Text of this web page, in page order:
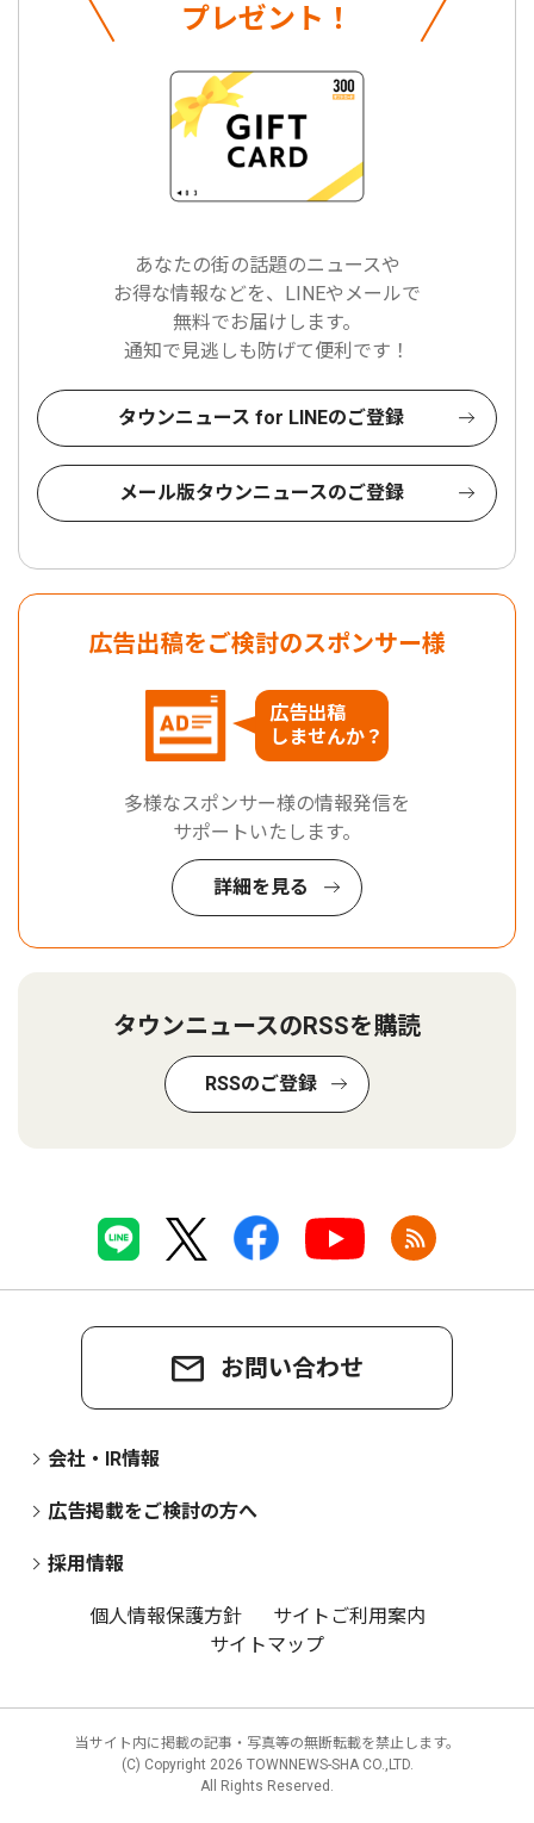
プレゼント！
あなたの街の話題のニュースや
お得な情報などを、LINEやメールで
無料でお届けします。
通知で見逃しも防げて便利です！
タウンニュース for LINEのご登録
メール版タウンニュースのご登録
広告出稿をご検討のスポンサー様
広告出稿
しませんか？
多様なスポンサー様の情報発信を
サポートいたします。
詳細を見る
タウンニュースのRSSを購読
RSSのご登録
お問い合わせ
会社・IR情報
広告掲載をご検討の方へ
採用情報
個人情報保護方針
サイトご利用案内
サイトマップ
当サイト内に掲載の記事・写真等の無断転載を禁止します。
(C) Copyright 2026 TOWNNEWS-SHA CO.,LTD.
All Rights Reserved.